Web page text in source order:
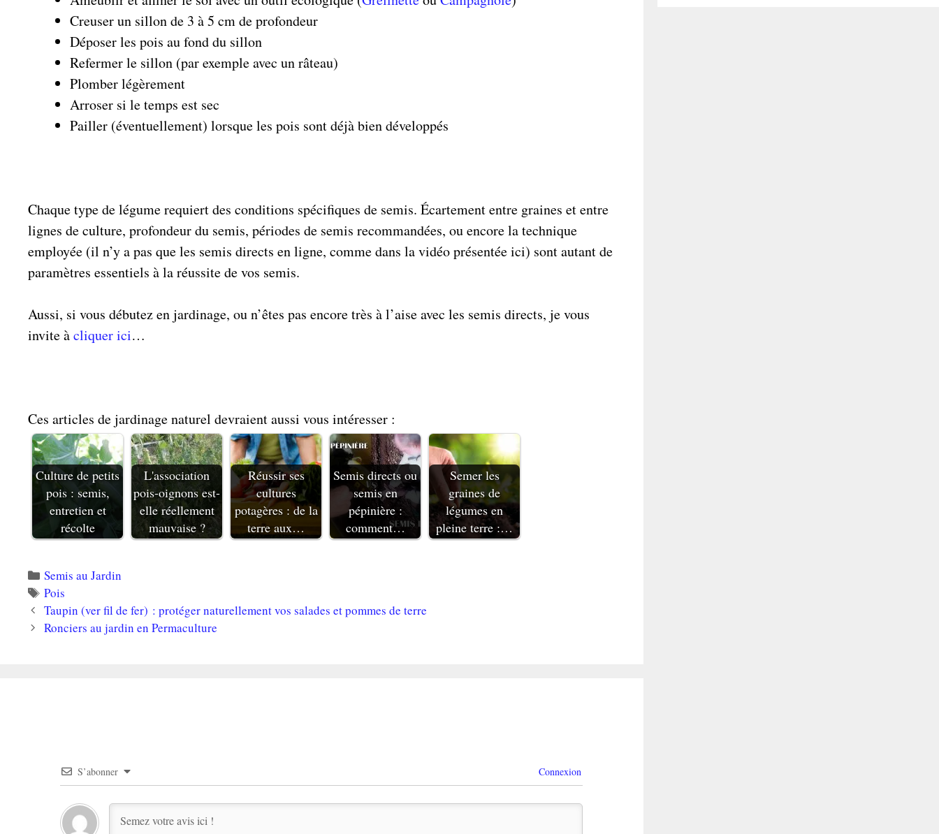
Creuser un sillon de 3 à 5 cm de profondeur
Déposer les pois au fond du sillon
Refermer le sillon (par exemple avec un râteau)
Plomber légèrement
Arroser si le temps est sec
Pailler (éventuellement) lorsque les pois sont déjà bien développés
Chaque type de légume requiert des conditions spécifiques de semis. Écartement entre graines et entre
lignes de culture, profondeur du semis, périodes de semis recommandées, ou encore la technique
employée (il n’y a pas que les semis directs en ligne, comme dans la vidéo présentée ici) sont autant de
paramètres essentiels à la réussite de vos semis.
Aussi, si vous débutez en jardinage, ou n’êtes pas encore très à l’aise avec les semis directs, je vous
invite àcliquer ici…
Ces articles de jardinage naturel devraient aussi vous intéresser :
Culture de petits
pois : semis,
entretien et
récolte
L'association
pois-oignons est-
elle réellement
mauvaise ?
Réussir ses
cultures
potagères : de la
terre aux…
Semis directs ou
semis en
pépinière :
comment…
Semer les
graines de
légumes en
pleine terre :…
Catégories
Semis au Jardin
Étiquettes
Pois
Taupin (ver fil de fer) : protéger naturellement vos salades et pommes de terre
Ronciers au jardin en Permaculture
S’abonner Connexion